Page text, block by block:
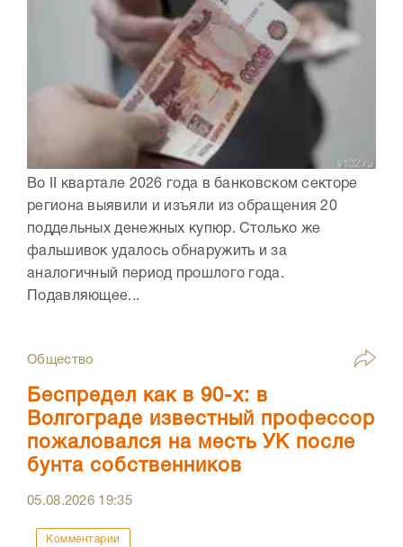
Во II квартале 2026 года в банковском секторе
региона выявили и изъяли из обращения 20
поддельных денежных купюр. Столько же
фальшивок удалось обнаружить и за
аналогичный период прошлого года.
Подавляющее...
Общество
Беспредел как в 90-х: в
Волгограде известный профессор
пожаловался на месть УК после
бунта собственников
05.08.2026 19:35
Комментарии